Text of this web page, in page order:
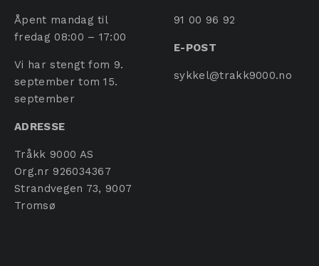
Åpent mandag til
fredag 08:00 – 17:00
Vi har stengt fom 9.
september tom 15.
september
ADRESSE
Tråkk 9000 AS
Org.nr 926034367
Strandvegen 73, 9007
Tromsø
91 00 96 92
E-POST
sykkel@trakk9000.no